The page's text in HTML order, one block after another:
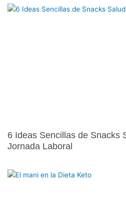
6 Ideas Sencillas de Snacks
Jornada Laboral